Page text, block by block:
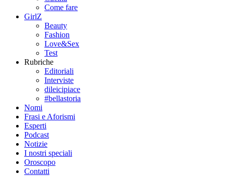
Come fare
GirlZ
Beauty
Fashion
Love&Sex
Test
Rubriche
Editoriali
Interviste
dileicipiace
#bellastoria
Nomi
Frasi e Aforismi
Esperti
Podcast
Notizie
I nostri speciali
Oroscopo
Contatti